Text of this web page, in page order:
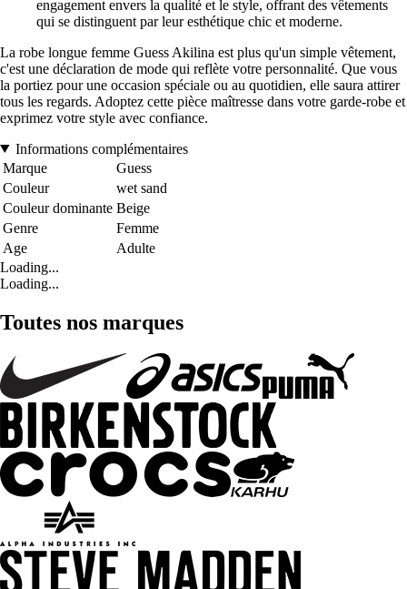
engagement envers la qualité et le style, offrant des vêtements
qui se distinguent par leur esthétique chic et moderne.
La robe longue femme Guess Akilina est plus qu'un simple vêtement,
c'est une déclaration de mode qui reflète votre personnalité. Que vous
la portiez pour une occasion spéciale ou au quotidien, elle saura attirer
tous les regards. Adoptez cette pièce maîtresse dans votre garde-robe et
exprimez votre style avec confiance.
Informations complémentaires
Marque
Guess
Couleur
wet sand
Couleur dominante Beige
Genre
Femme
Age
Adulte
Loading...
Loading...
Toutes nos marques